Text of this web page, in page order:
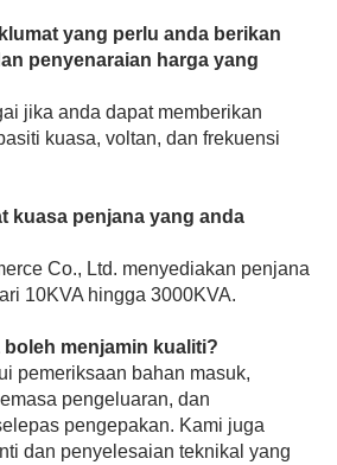
yang perlu anda berikan
penyenaraian harga yang
jika anda dapat memberikan
kuasa, voltan, dan frekuensi
kuasa penjana yang anda
Co., Ltd. menyediakan penjana
10KVA hingga 3000KVA.
menjamin kualiti?
pemeriksaan bahan masuk,
pengeluaran, dan
pengepakan. Kami juga
dan penyelesaian teknikal yang